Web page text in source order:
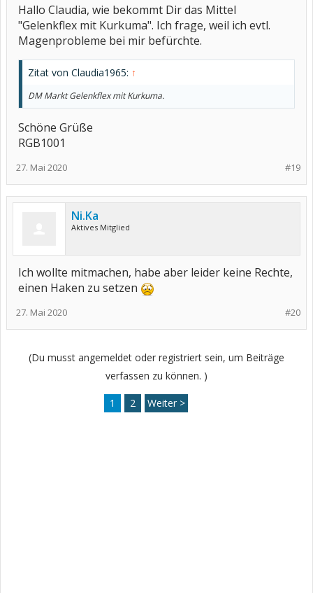
Hallo Claudia, wie bekommt Dir das Mittel
"Gelenkflex mit Kurkuma". Ich frage, weil ich evtl.
Magenprobleme bei mir befürchte.
Zitat von Claudia1965: ↑
DM Markt Gelenkflex mit Kurkuma.
Schöne Grüße
RGB1001
#19
27. Mai 2020
Ni.Ka
Aktives Mitglied
Ich wollte mitmachen, habe aber leider keine Rechte,
einen Haken zu setzen
#20
27. Mai 2020
(Du musst angemeldet oder registriert sein, um Beiträge
verfassen zu können. )
1 2 Weiter >